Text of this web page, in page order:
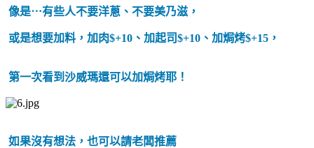
像是⋯有些人不要洋蔥、不要美乃滋，
或是想要加料，加肉$+10、加起司$+10、加焗烤$+15，
第一次看到沙威瑪還可以加焗烤耶！
如果沒有想法，也可以請老闆推薦